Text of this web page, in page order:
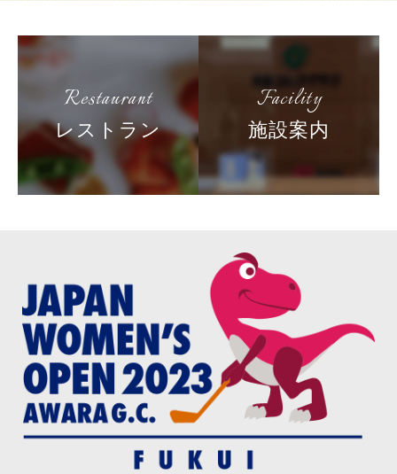
Restaurant
レストラン
Facility
施設案内